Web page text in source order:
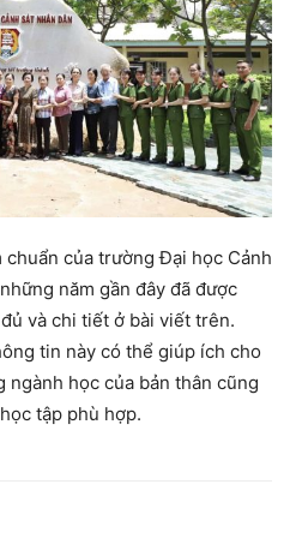
của trường Đại học Cảnh
năm gần đây đã được
và chi tiết ở bài viết trên.
tin này có thể giúp ích cho
học của bản thân cũng
tập phù hợp.